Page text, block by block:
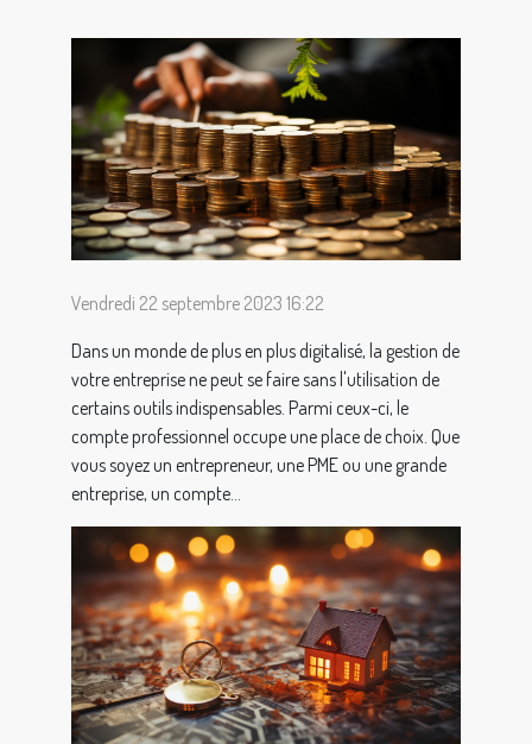
Vendredi 22 septembre 2023 16:22
Dans un monde de plus en plus digitalisé, la gestion de
votre entreprise ne peut se faire sans l'utilisation de
certains outils indispensables. Parmi ceux-ci, le
compte professionnel occupe une place de choix. Que
vous soyez un entrepreneur, une PME ou une grande
entreprise, un compte...